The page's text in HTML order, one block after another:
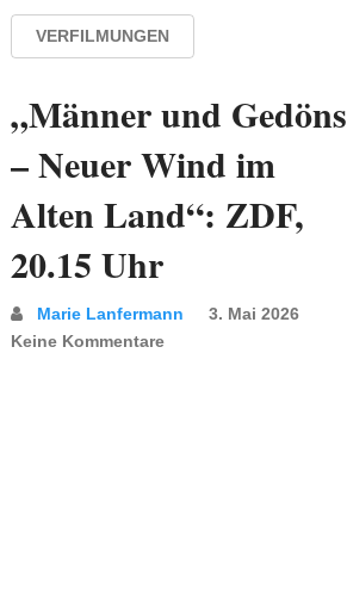
VERFILMUNGEN
„Männer und Gedöns
– Neuer Wind im
Alten Land“: ZDF,
20.15 Uhr
Marie Lanfermann
3. Mai 2026
Keine Kommentare